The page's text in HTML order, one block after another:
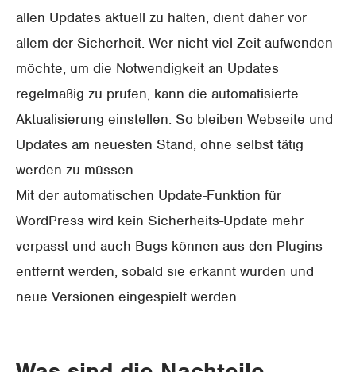
allen Updates aktuell zu halten, dient daher vor
allem der Sicherheit. Wer nicht viel Zeit aufwenden
möchte, um die Notwendigkeit an Updates
regelmäßig zu prüfen, kann die automatisierte
Aktualisierung einstellen. So bleiben Webseite und
Updates am neuesten Stand, ohne selbst tätig
werden zu müssen.
Mit der automatischen Update-Funktion für
WordPress wird kein Sicherheits-Update mehr
verpasst und auch Bugs können aus den Plugins
entfernt werden, sobald sie erkannt wurden und
neue Versionen eingespielt werden.